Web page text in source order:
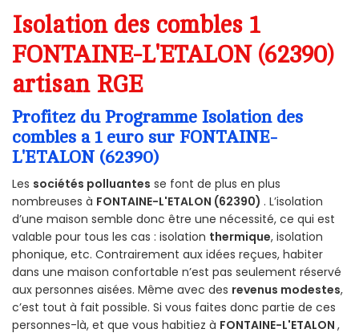
Isolation des combles 1
FONTAINE-L'ETALON (62390)
artisan RGE
Profitez du Programme Isolation des
combles a 1 euro sur FONTAINE-
L'ETALON (62390)
Les sociétés polluantes se font de plus en plus
nombreuses à FONTAINE-L'ETALON (62390) . L’isolation
d’une maison semble donc être une nécessité, ce qui est
valable pour tous les cas : isolation thermique, isolation
phonique, etc. Contrairement aux idées reçues, habiter
dans une maison confortable n’est pas seulement réservé
aux personnes aisées. Même avec des revenus modestes,
c’est tout à fait possible. Si vous faites donc partie de ces
personnes-là, et que vous habitiez à FONTAINE-L'ETALON ,